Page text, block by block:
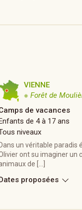
VIENNE
※ Forêt de
de vacances
de 4 à 17 ans
niveaux
Dans un véritable
ont su imaginer un
de […]
proposées